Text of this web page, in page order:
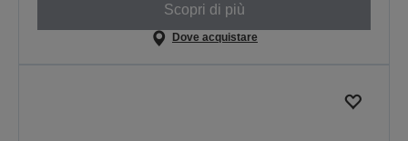
Scopri di più
Dove acquistare